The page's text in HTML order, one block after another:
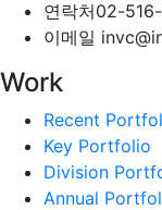
연락처02-
이메일
Work
Recent
Key Portfolio
Division
Annual